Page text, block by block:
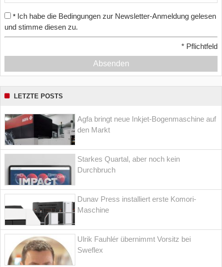
* Ich habe die Bedingungen zur Newsletter-Anmeldung gelesen
und stimme diesen zu.
* Pflichtfeld
Absenden
LETZTE POSTS
Agfa bringt neue Inkjet-Bogenmaschine auf
den Markt
Starkes Quartal, aber noch kein
Durchbruch
Dunav Press installiert erste Komori-
Maschine
Ulrik Fauhlér übernimmt Vorsitz bei
Sweflex